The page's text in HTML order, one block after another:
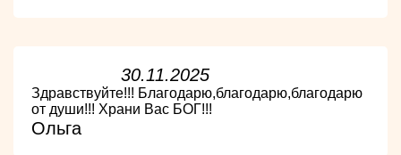
30.11.2025
Здравствуйте!!! Благодарю,благодарю,благодарю
от души!!! Храни Вас БОГ!!!
Ольга